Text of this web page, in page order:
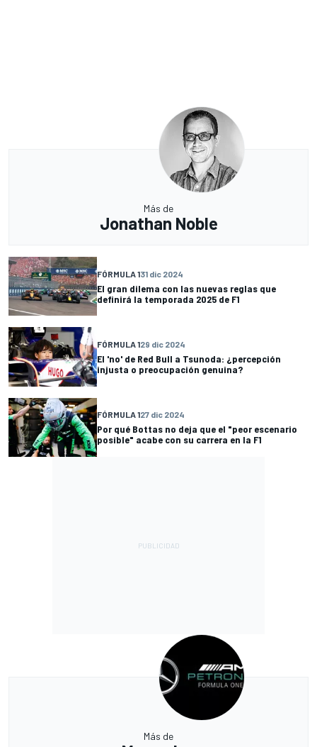
Más de
Jonathan Noble
FÓRMULA 131 dic 2024
El gran dilema con las nuevas reglas que
definirá la temporada 2025 de F1
FÓRMULA 129 dic 2024
El 'no' de Red Bull a Tsunoda: ¿percepción
injusta o preocupación genuina?
FÓRMULA 127 dic 2024
Por qué Bottas no deja que el "peor escenario
posible" acabe con su carrera en la F1
Más de